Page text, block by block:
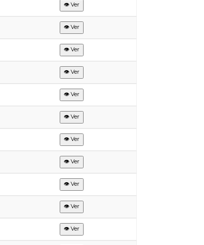
👁 Ver
👁 Ver
👁 Ver
👁 Ver
👁 Ver
👁 Ver
👁 Ver
👁 Ver
👁 Ver
👁 Ver
👁 Ver